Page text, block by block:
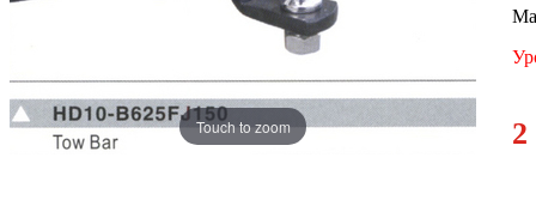
Touch to zoom 2